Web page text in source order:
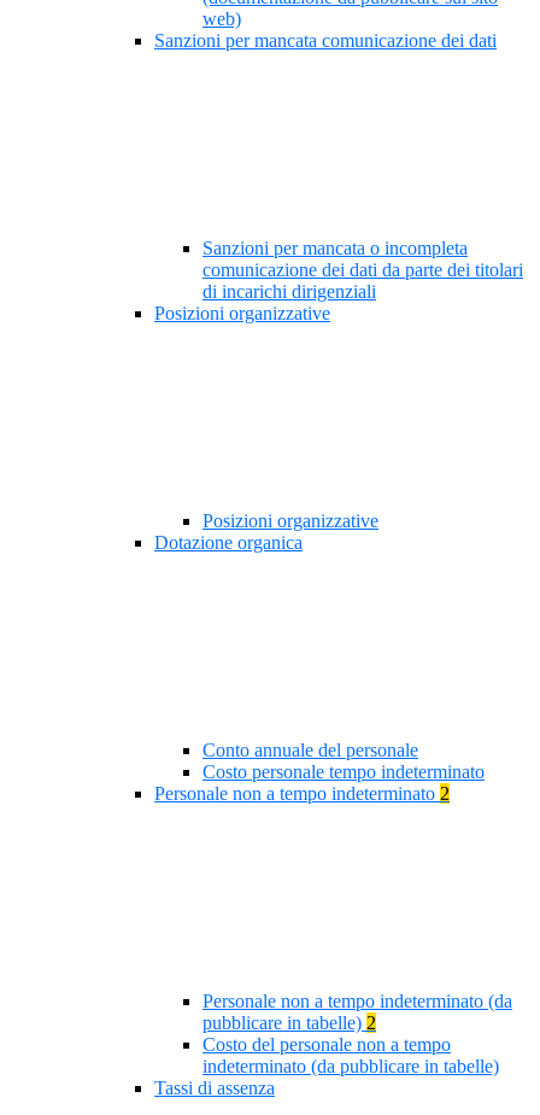
web)
Sanzioni per mancata comunicazione dei dati
Sanzioni per mancata o incompleta
comunicazione dei dati da parte dei titolari
di incarichi dirigenziali
Posizioni organizzative
Posizioni organizzative
Dotazione organica
Conto annuale del personale
Costo personale tempo indeterminato
Personale non a tempo indeterminato 2
Personale non a tempo indeterminato (da
pubblicare in tabelle) 2
Costo del personale non a tempo
indeterminato (da pubblicare in tabelle)
Tassi di assenza